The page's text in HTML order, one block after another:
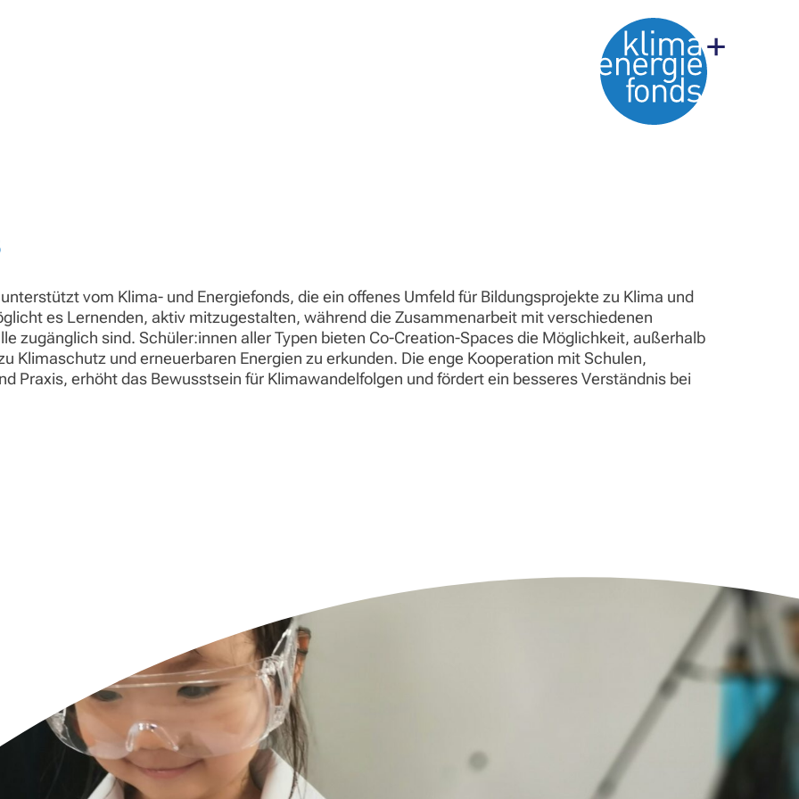
vom Klima- und Energiefonds, die ein offenes Umfeld für Bildungsprojekte zu Klima und
es Lernenden, aktiv mitzugestalten, während die Zusammenarbeit mit verschiedenen
zugänglich sind. Schüler:innen aller Typen bieten Co-Creation-Spaces die Möglichkeit, außerhalb
Klimaschutz und erneuerbaren Energien zu erkunden. Die enge Kooperation mit Schulen,
Praxis, erhöht das Bewusstsein für Klimawandelfolgen und fördert ein besseres Verständnis bei